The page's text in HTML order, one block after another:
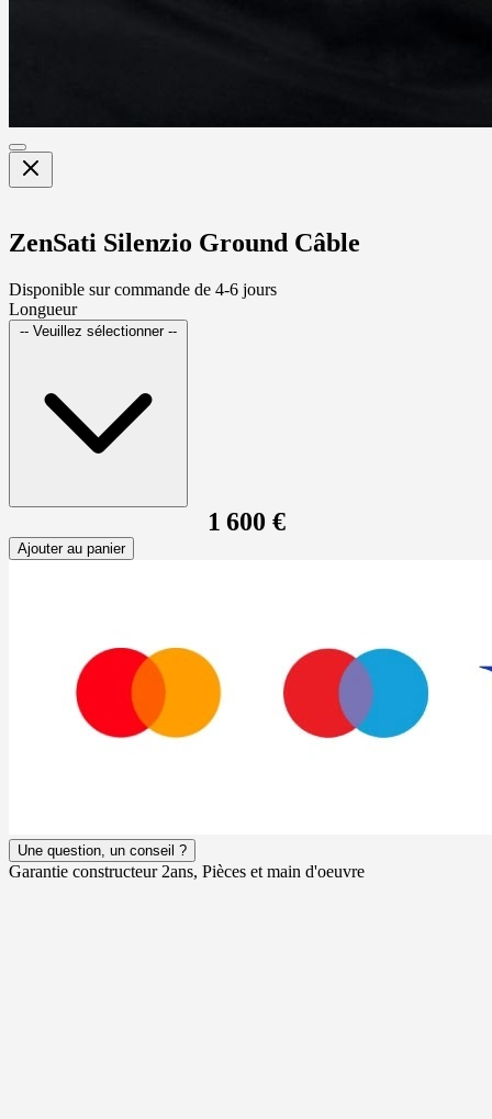
ZenSati Silenzio Ground Câble
Disponible sur commande de 4-6 jours
Longueur
-- Veuillez sélectionner --
1 600 €
Ajouter au panier
Une question, un conseil ?
Garantie constructeur 2ans, Pièces et main d'oeuvre